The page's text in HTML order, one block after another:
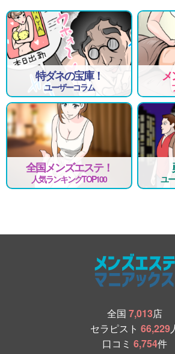
特ダネの宝庫！
ユーザーコラム
メ
全国メンズエステ！
人気ランキングTOP100 ユ
全国 7,013店
セラピスト 66,229
口コミ 6,754件